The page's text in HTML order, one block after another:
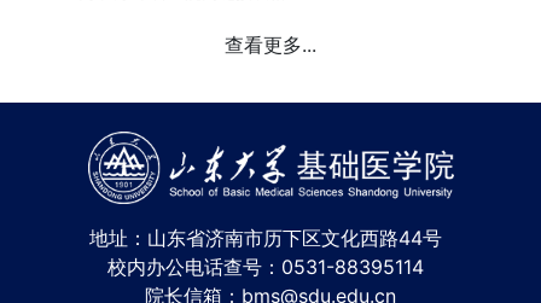
查看更多...
地址：山东省济南市历下区文化西路44号
校内办公电话查号：0531-88395114
院长信箱：bms@sdu.edu.cn